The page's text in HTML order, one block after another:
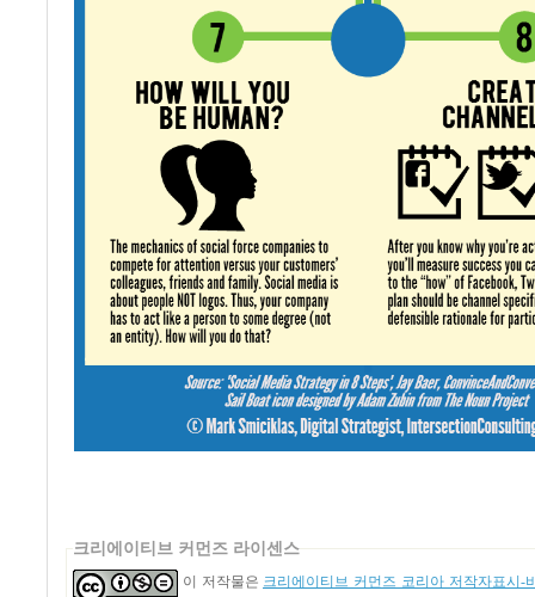
크리에이티브 커먼즈 라이센스
이 저작물은 크리에이티브 커먼즈 코리아 저작자표시-